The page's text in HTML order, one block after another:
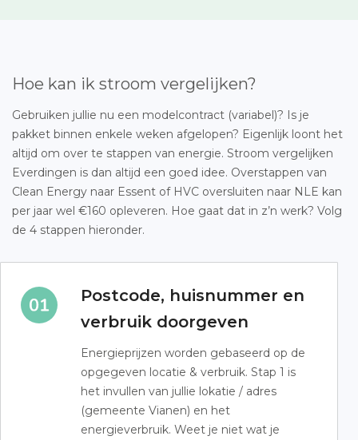
Hoe kan ik stroom vergelijken?
Gebruiken jullie nu een modelcontract (variabel)? Is je
pakket binnen enkele weken afgelopen? Eigenlijk loont het
altijd om over te stappen van energie. Stroom vergelijken
Everdingen is dan altijd een goed idee. Overstappen van
Clean Energy naar Essent of HVC oversluiten naar NLE kan
per jaar wel €160 opleveren. Hoe gaat dat in z’n werk? Volg
de 4 stappen hieronder.
Postcode, huisnummer en
verbruik doorgeven
Energieprijzen worden gebaseerd op de
opgegeven locatie & verbruik. Stap 1 is
het invullen van jullie lokatie / adres
(gemeente Vianen) en het
energieverbruik. Weet je niet wat je